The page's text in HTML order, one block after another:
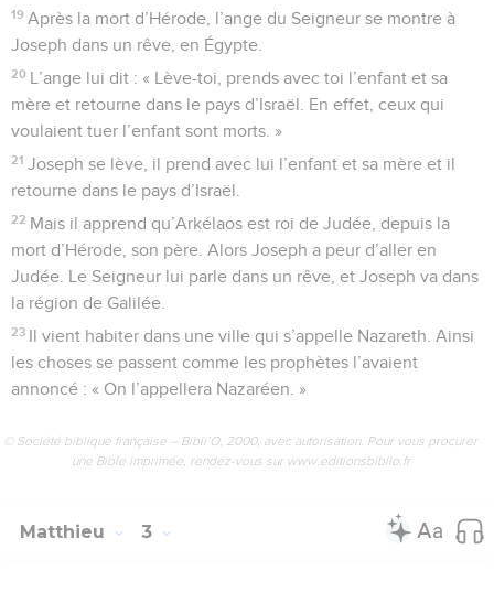
19 Après la mort d’Hérode, l’ange du Seigneur se montre à
Joseph dans un rêve, en Égypte.
20 L’ange lui dit : « Lève-toi, prends avec toi l’enfant et sa
mère et retourne dans le pays d’Israël. En effet, ceux qui
voulaient tuer l’enfant sont morts. »
21 Joseph se lève, il prend avec lui l’enfant et sa mère et il
retourne dans le pays d’Israël.
22 Mais il apprend qu’Arkélaos est roi de Judée, depuis la
mort d’Hérode, son père. Alors Joseph a peur d’aller en
Judée. Le Seigneur lui parle dans un rêve, et Joseph va dans
la région de Galilée.
23 Il vient habiter dans une ville qui s’appelle Nazareth. Ainsi
les choses se passent comme les prophètes l’avaient
annoncé : « On l’appellera Nazaréen. »
© Société biblique française – Bibli’O, 2000, avec autorisation. Pour vous procurer
une Bible imprimée, rendez-vous sur www.editionsbiblio.fr
Matthieu 3